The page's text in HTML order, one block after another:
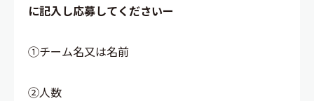
に記入し応募してくださいー
①チーム名又は名前
②人数